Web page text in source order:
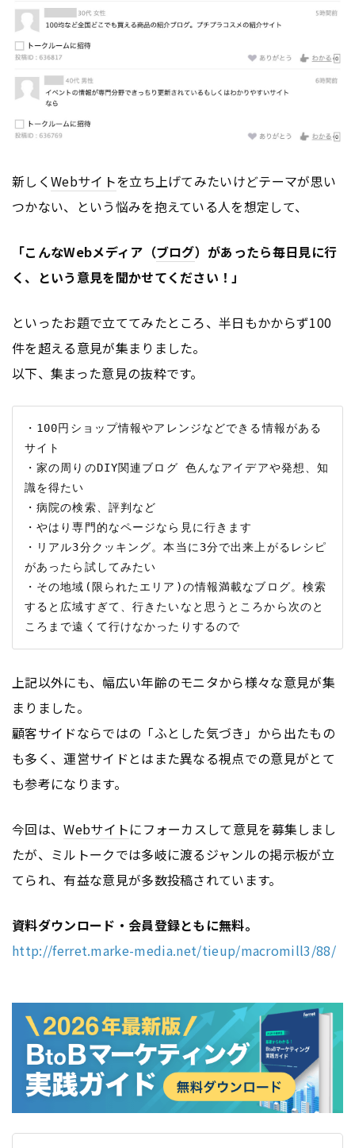
新しく Webサイトを立ち上げてみたいけどテーマが思い
つかない、という悩みを抱えている人を想定して、
「こんなWebメディア（ブログ）があったら毎日見に行
く、という意見を聞かせてください！」
といったお題で立ててみたところ、半日もかからず100
件を超える意見が集まりました。
以下、集まった意見の抜粋です。
・100円ショップ情報やアレンジなどできる情報がある
サイト
・家の周りのDIY関連ブログ 色んなアイデアや発想、知
識を得たい
・病院の検索、評判など
・やはり専門的なページなら見に行きます
・リアル3分クッキング。本当に3分で出来上がるレシピ
があったら試してみたい
・その地域(限られたエリア)の情報満載なブログ。検索
すると広域すぎて、行きたいなと思うところから次のと
上記以外にも、幅広い年齢のモニタから様々な意見が集
まりました。
顧客サイドならではの「ふとした気づき」から出たもの
も多く、運営サイドとはまた異なる視点での意見がとて
も参考になります。
今回は、Webサイトにフォーカスして意見を募集しまし
たが、ミルトークでは多岐に渡るジャンルの掲示板が立
てられ、有益な意見が多数投稿されています。
資料ダウンロード・会員登録ともに無料。
http://ferret.marke-media.net/tieup/macromill3/88/